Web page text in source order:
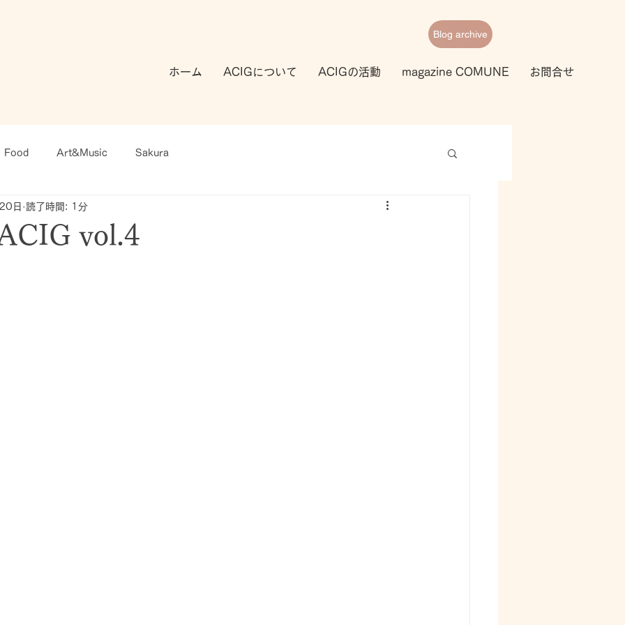
ホーム ACIGについて ACIGの活動 magazine COMUNE お問合せ
Blog archive
Food Art&Music Sakura
vol.4
日 読了時間: 1分